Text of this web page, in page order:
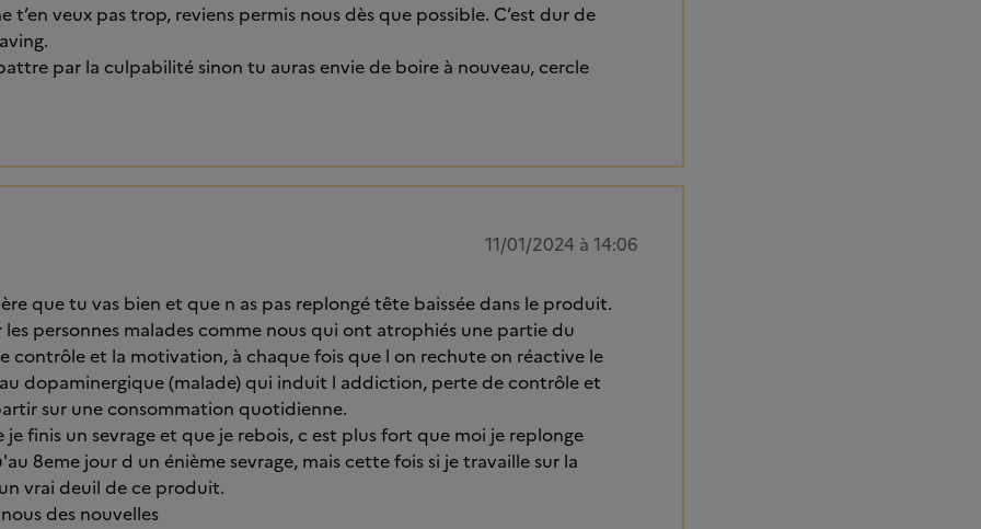
t’en veux pas trop, reviens permis nous dès que possible. C’est dur de
par la culpabilité sinon tu auras envie de boire à nouveau, cercle
11/01/2024 à 14:06
que tu vas bien et que n as pas replongé tête baissée dans le produit.
personnes malades comme nous qui ont atrophiés une partie du
contrôle et la motivation, à chaque fois que l on rechute on réactive le
dopaminergique (malade) qui induit l addiction, perte de contrôle et
sur une consommation quotidienne.
finis un sevrage et que je rebois, c est plus fort que moi je replonge
8eme jour d un énième sevrage, mais cette fois si je travaille sur la
vrai deuil de ce produit.
des nouvelles